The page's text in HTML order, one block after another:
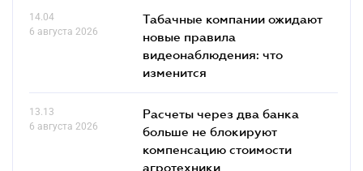
14.04
6 августа 2026
Табачные компании ожидают
новые правила
видеонаблюдения: что
изменится
13.13
6 августа 2026
Расчеты через два банка
больше не блокируют
компенсацию стоимости
агротехники